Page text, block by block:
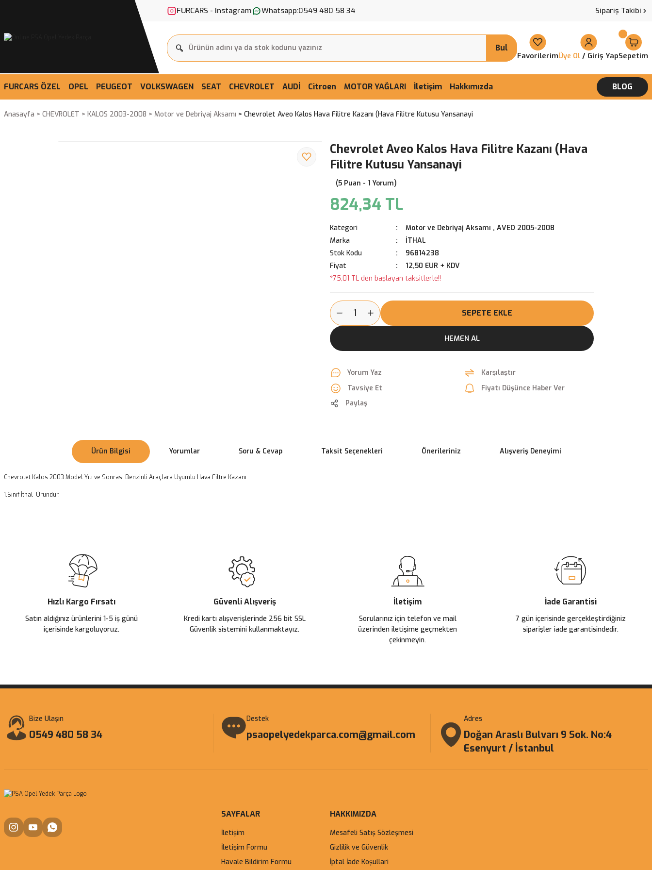
FURCARS - Instagram Whatsapp:0549 480 58 34 Sipariş Takibi
Bul
FavorilerimÜye Ol / Giriş YapSepetim
FURCARS ÖZEL OPEL PEUGEOT VOLKSWAGEN SEAT CHEVROLET AUDİ Citroen MOTOR YAĞLARI İletişim Hakkımızda BLOG
Anasayfa CHEVROLET KALOS 2003-2008 Motor ve Debriyaj Aksamı Chevrolet Aveo Kalos Hava Filitre Kazanı (Hava Filitre Kutusu Yansanayi
Chevrolet Aveo Kalos Hava Filitre Kazanı (Hava
Filitre Kutusu Yansanayi
(5 Puan - 1 Yorum)
824,34 TL
Kategori Motor ve Debriyaj Aksamı , AVEO 2005-2008
Marka
İTHAL
Stok Kodu
96814238
Fiyat
12,50 EUR + KDV
*75,01 TL den başlayan taksitlerle!!
SEPETE EKLE
HEMEN AL
Yorum Yaz
Karşılaştır
Tavsiye Et
Fiyatı Düşünce Haber Ver
Paylaş
Ürün Bilgisi Yorumlar Soru & Cevap Taksit Seçenekleri Önerileriniz Alışveriş Deneyimi
Chevrolet Kalos 2003 Model Yılı ve Sonrası Benzinli Araçlara Uyumlu Hava Filtre Kazanı
1.Sınıf İthal Üründür.
Abi selamünaleyküm 2007 Chevrolet Aveo hatchback olurmu
İsmail Abra | 29/03/2025
Ürün açıklamasında eksik bilgiler bulunuyor.
Ürün bilgilerinde hatalar bulunuyor.
Ürün fiyatı diğer sitelerden daha pahalı.
Bu ürüne benzer farklı alternatifler olmalı.
Hızlı Kargo Fırsatı
Satın aldığınız ürünlerini 1-5 iş günü
içerisinde kargoluyoruz.
Güvenli Alışveriş
Kredi kartı alışverişlerinde 256 bit SSL
Güvenlik sistemini kullanmaktayız.
İletişim
Sorularınız için telefon ve mail
üzerinden iletişime geçmekten
çekinmeyin.
İade Garantisi
7 gün içerisinde gerçekleştirdiğiniz
siparişler iade garantisindedir.
Bize Ulaşın
0549 480 58 34
Destek
psaopelyedekparca.com@gmail.com
Adres
Doğan Araslı Bulvarı 9 Sok. No:4
Esenyurt / İstanbul
SAYFALAR
İletişim
İletişim Formu
Havale Bildirim Formu
HAKKIMIZDA
Mesafeli Satış Sözleşmesi
Gizlilik ve Güvenlik
İptal İade Koşullari